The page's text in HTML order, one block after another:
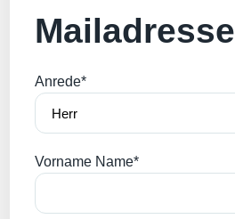
Mailadresse
Anrede*
Vorname Name*